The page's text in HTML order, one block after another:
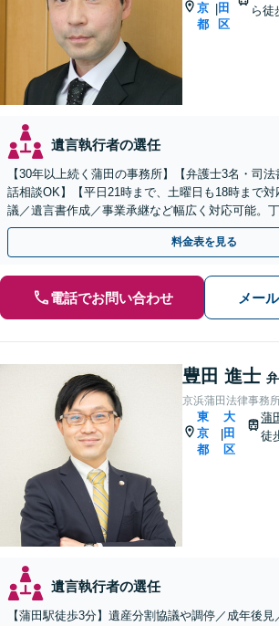
京
都
|田
区
ら徒
遺言執行者の選任
【30年以上続く蒲田の事務所】【弁護士3名・司
話相談OK】【平日21時まで、土曜日も18時まで
議／遺言書作成／事業承継など幅広く対応可能。
心がけております【蒲田駅2分】
料金表を見る
電話でお問い合わせ メー
豊田 進士
京浜蒲田法律事務
東
京
都
|
大
田
区
蒲
徒
遺言執行者の選任
【蒲田駅徒歩3分】遺産分割協議や調停／成年後